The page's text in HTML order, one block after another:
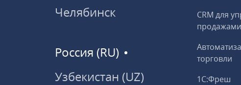
Челябинск
Россия (RU)
Узбекистан (UZ)
CRM для
продажами
торговли
1С:Фреш